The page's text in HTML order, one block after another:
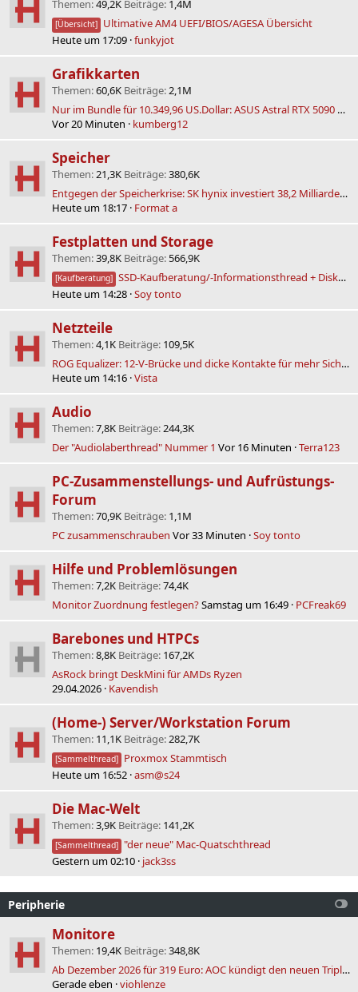
Themen 49,2K Beiträge 1,4M
[Übersicht] Ultimative AM4 UEFI/BIOS/AGESA Übersicht
Heute um 17:09 funkyjot
Grafikkarten
Themen 60,6K Beiträge 2,1M
Nur im Bundle für 10.349,96 US.Dollar: ASUS Astral RTX 5090 Edition 20 wird nicht einzeln verkauft
Vor 20 Minuten
kumberg12
Speicher
Themen 21,3K Beiträge 380,6K
Entgegen der Speicherkrise: SK hynix investiert 38,2 Milliarden Euro in neue Fabriken
Heute um 18:17 Format a
Festplatten und Storage
Themen 39,8K Beiträge 566,9K
[Kaufberatung] SSD-Kaufberatung/-Informationsthread + Diskussion (Bitte lesen!)
Heute um 14:28 Soy tonto
Netzteile
Themen 4,1K Beiträge 109,5K
ROG Equalizer: 12-V-Brücke und dicke Kontakte für mehr Sicherheit
Heute um 14:16 Vista
Audio
Themen 7,8K Beiträge 244,3K
Der "Audiolaberthread" Nummer 1 Vor 16 Minuten Terra123
PC-Zusammenstellungs- und Aufrüstungs-
Forum
Themen 70,9K Beiträge 1,1M
PC zusammenschrauben Vor 33 Minuten Soy tonto
Hilfe und Problemlösungen
Themen 7,2K Beiträge 74,4K
Monitor Zuordnung festlegen?Samstag um 16:49 PCFreak69
Barebones und HTPCs
Themen 8,8K Beiträge 167,2K
AsRock bringt DeskMini für AMDs Ryzen
29.04.2026 Kavendish
(Home-) Server/Workstation Forum
Themen 11,1K Beiträge 282,7K
[Sammelthread] Proxmox Stammtisch
Heute um 16:52 asm@s24
Die Mac-Welt
Themen 3,9K Beiträge 141,2K
[Sammelthread] "der neue" Mac-Quatschthread
Gestern um 02:10 jack3ss
Peripherie
Monitore
Themen 19,4K Beiträge 348,8K
Ab Dezember 2026 für 319 Euro: AOC kündigt den neuen Triple-Hz-Monitor CQ32G4ZA an
Gerade eben viohlenze